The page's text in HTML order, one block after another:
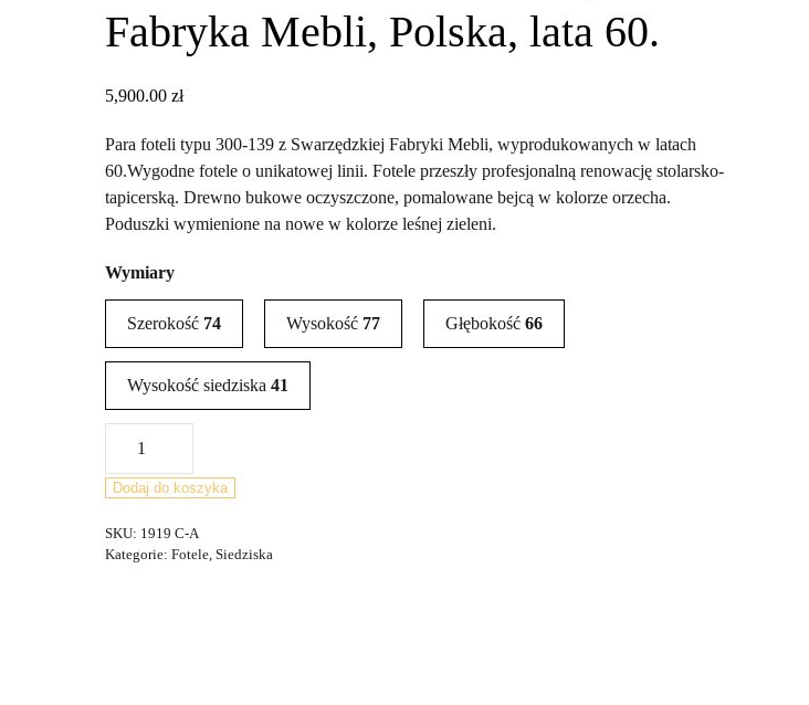
Fabryka Mebli, Polska, lata 60.
5,900.00 zł
Para foteli typu 300-139 z Swarzędzkiej Fabryki Mebli, wyprodukowanych w latach
60.Wygodne fotele o unikatowej linii. Fotele przeszły profesjonalną renowację stolarsko-
tapicerską. Drewno bukowe oczyszczone, pomalowane bejcą w kolorze orzecha.
Poduszki wymienione na nowe w kolorze leśnej zieleni.
Wymiary
Szerokość 74 Wysokość 77 Głębokość 66
Wysokość siedziska 41
foteli
139,
Swarzędzka
Dodaj do koszyka
SKU: 1919 C-A
Kategorie: Fotele, Siedziska